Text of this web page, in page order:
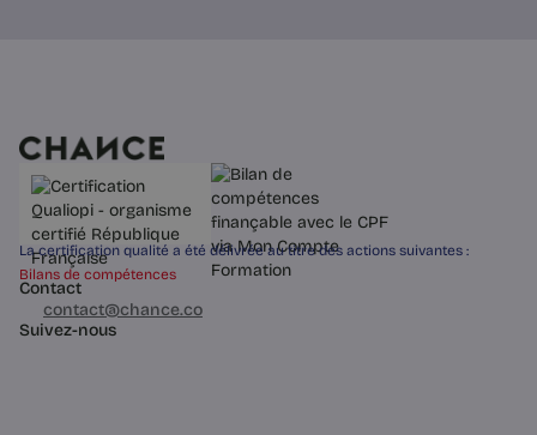
La certification qualité a été délivrée au titre des actions suivantes :
Bilans de compétences
Contact
03 60 84 01 14
contact@chance.co
Suivez-nous